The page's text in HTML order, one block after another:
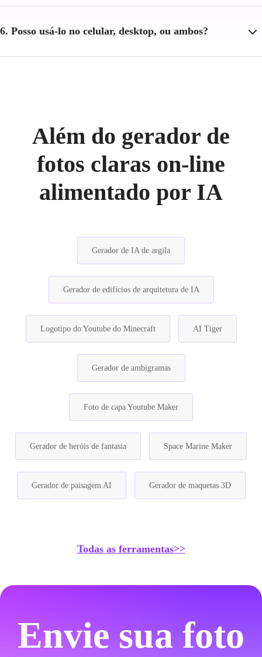
6. Posso usá-lo no celular, desktop, ou ambos?
Além do gerador de
fotos claras on-line
alimentado por IA
Gerador de IA de argila
Gerador de edifícios de arquitetura de IA
Logotipo do Youtube do Minecraft AI Tiger
Gerador de ambigramas
Foto de capa Youtube Maker
Gerador de heróis de fantasia Space Marine Maker
Gerador de paisagem AI Gerador de maquetas 3D
Todas as ferramentas>>
Envie sua foto